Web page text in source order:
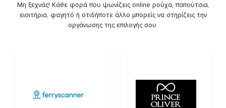
Μη ξεχνάς! Κάθε φορά που ψωνίζεις online ρούχα, παπούτσια,
εισιτήρια, φαγητό ή οτιδήποτε άλλο μπορείς να στηρίζεις την
οργάνωσης της επιλογής σου.